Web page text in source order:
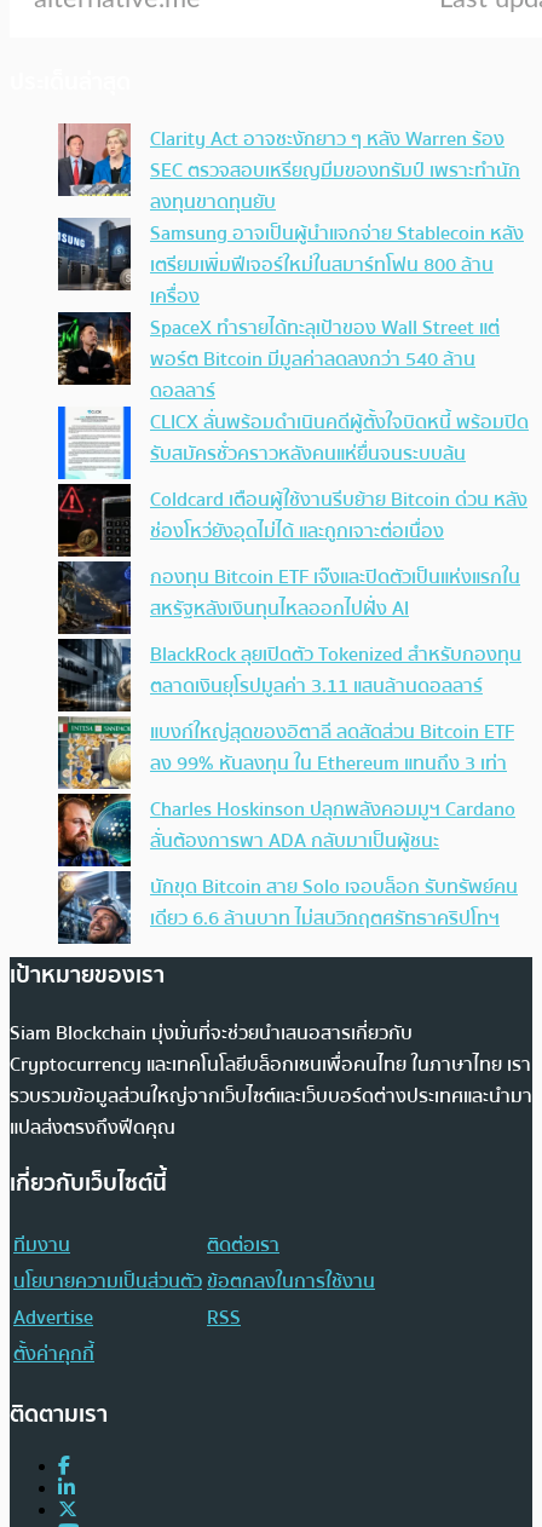
Clarity Act อาจชะงักยาว ๆ หลัง Warren ร้อง
SEC ตรวจสอบเหรียญมีมของทรัมป์ เพราะทำนัก
ลงทุนขาดทุนยับ
Samsung อาจเป็นผู้นำแจกจ่าย Stablecoin หลัง
เตรียมเพิ่มฟีเจอร์ใหม่ในสมาร์ทโฟน 800 ล้าน
เครื่อง
SpaceX ทำรายได้ทะลุเป้าของ Wall Street แต่
พอร์ต Bitcoin มีมูลค่าลดลงกว่า 540 ล้าน
ดอลลาร์
CLICX ลั่นพร้อมดำเนินคดีผู้ตั้งใจบิดหนี้ พร้อมปิด
รับสมัครชั่วคราวหลังคนแห่ยื่นจนระบบล้น
Coldcard เตือนผู้ใช้งานรีบย้าย Bitcoin ด่วน หลัง
ช่องโหว่ยังอุดไม่ได้ และถูกเจาะต่อเนื่อง
กองทุน Bitcoin ETF เจ๊งและปิดตัวเป็นแห่งแรกใน
สหรัฐหลังเงินทุนไหลออกไปฝั่ง AI
BlackRock ลุยเปิดตัว Tokenized สำหรับกองทุน
ตลาดเงินยุโรปมูลค่า 3.11 แสนล้านดอลลาร์
แบงก์ใหญ่สุดของอิตาลี ลดสัดส่วน Bitcoin ETF
ลง 99% หันลงทุน ใน Ethereum แทนถึง 3 เท่า
Charles Hoskinson ปลุกพลังคอมมูฯ Cardano
ลั่นต้องการพา ADA กลับมาเป็นผู้ชนะ
นักขุด Bitcoin สาย Solo เจอบล็อก รับทรัพย์คน
เดียว 6.6 ล้านบาท ไม่สนวิกฤตศรัทธาคริปโทฯ
เป้าหมายของเรา
Siam Blockchain มุ่งมั่นที่จะช่วยนำเสนอสารเกี่ยวกับ
Cryptocurrency และเทคโนโลยีบล็อกเชนเพื่อคนไทย ในภาษาไทย เรา
รวบรวมข้อมูลส่วนใหญ่จากเว็บไซต์และเว็บบอร์ดต่างประเทศและนำมา
แปลส่งตรงถึงฟีดคุณ
เกี่ยวกับเว็บไซต์นี้
ทีมงาน
ติดต่อเรา
นโยบายความเป็นส่วนตัวข้อตกลงในการใช้งาน
Advertise
RSS
ตั้งค่าคุกกี้
ติดตามเรา